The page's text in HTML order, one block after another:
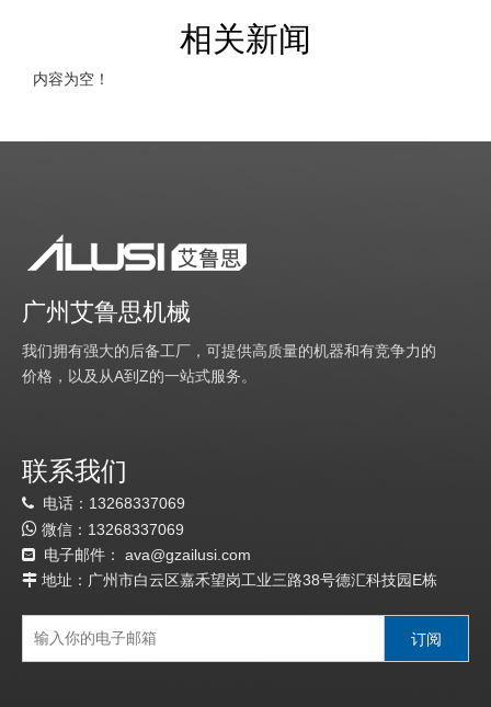
相关新闻
内容为空！
广州艾鲁思机械
我们拥有强大的后备工厂，可提供高质量的机器和有竞争力的
价格，以及从A到Z的一站式服务。
联系我们
 电话：13268337069
 微信： 13268337069
 电子邮件： ava@gzailusi.com
 地址：广州市白云区嘉禾望岗工业三路38号德汇科技园E栋
订阅